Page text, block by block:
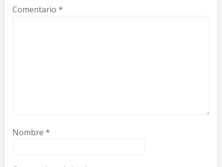
Comentario *
Nombre *